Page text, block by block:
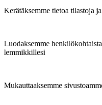
Kerätäksemme tietoa tilastoja
Luodaksemme
lemmikkillesi
Mukauttaaksemme